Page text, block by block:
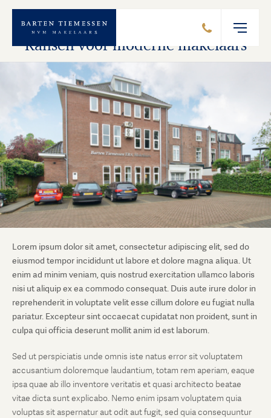
Kansen voor moderne makelaars
Lorem ipsum dolor sit amet, consectetur adipiscing elit, sed do
eiusmod tempor incididunt ut labore et dolore magna aliqua. Ut
enim ad minim veniam, quis nostrud exercitation ullamco laboris
nisi ut aliquip ex ea commodo consequat. Duis aute irure dolor in
reprehenderit in voluptate velit esse cillum dolore eu fugiat nulla
pariatur. Excepteur sint occaecat cupidatat non proident, sunt in
culpa qui officia deserunt mollit anim id est laborum.
Sed ut perspiciatis unde omnis iste natus error sit voluptatem
accusantium doloremque laudantium, totam rem aperiam, eaque
ipsa quae ab illo inventore veritatis et quasi architecto beatae
vitae dicta sunt explicabo. Nemo enim ipsam voluptatem quia
voluptas sit aspernatur aut odit aut fugit, sed quia consequuntur